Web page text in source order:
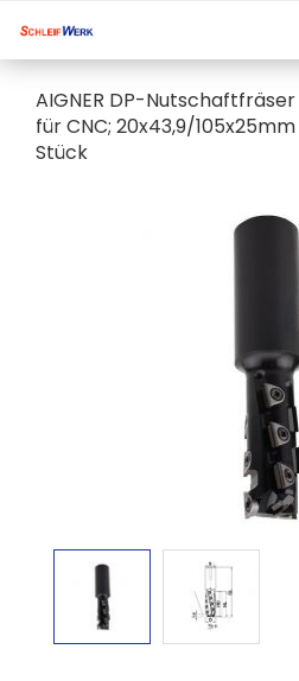
AIGNER DP-Nutschaftfräser
für CNC; 20x43,9/105x25mm
Stück